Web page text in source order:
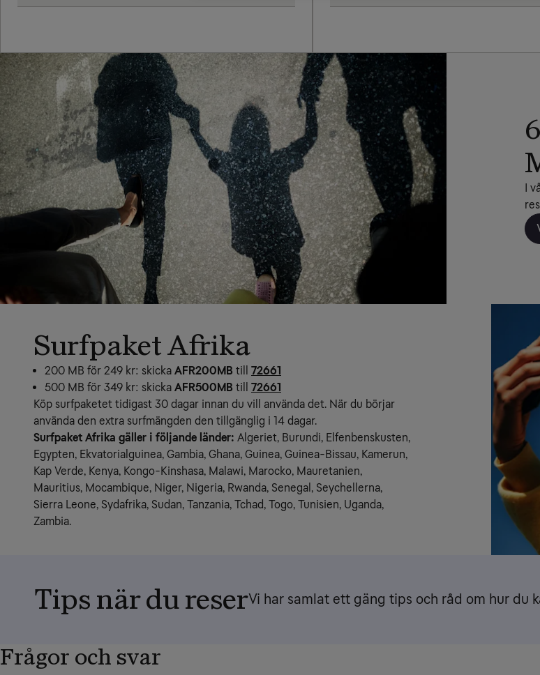
I
Surfpaket Afrika
200 MB för 249 kr: skicka AFR200MB till 72661
500 MB för 349 kr: skicka AFR500MB till 72661
Köp surfpaketet tidigast 30 dagar innan du vill använda det. När du börjar
använda den extra surfmängden den tillgänglig i 14 dagar.
Surfpaket Afrika gäller i följande länder: Algeriet, Burundi, Elfenbenskusten,
Egypten, Ekvatorialguinea, Gambia, Ghana, Guinea, Guinea-Bissau, Kamerun,
Kap Verde, Kenya, Kongo-Kinshasa, Malawi, Marocko, Mauretanien,
Mauritius, Mocambique, Niger, Nigeria, Rwanda, Senegal, Seychellerna,
Sierra Leone, Sydafrika, Sudan, Tanzania, Tchad, Togo, Tunisien, Uganda,
Zambia.
Tips när du reserVi har samlat ett gäng tips och råd om hur du
Frågor och svar